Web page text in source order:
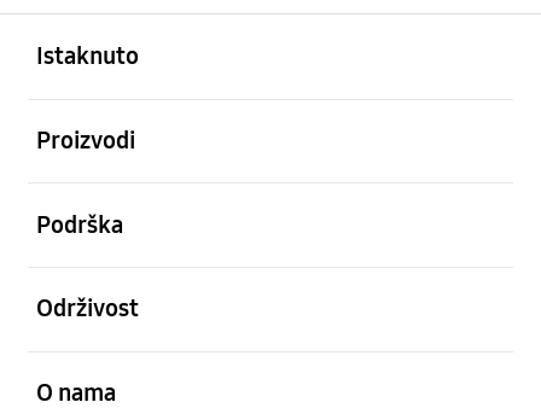
Istaknuto
Proizvodi
Podrška
Održivost
O nama